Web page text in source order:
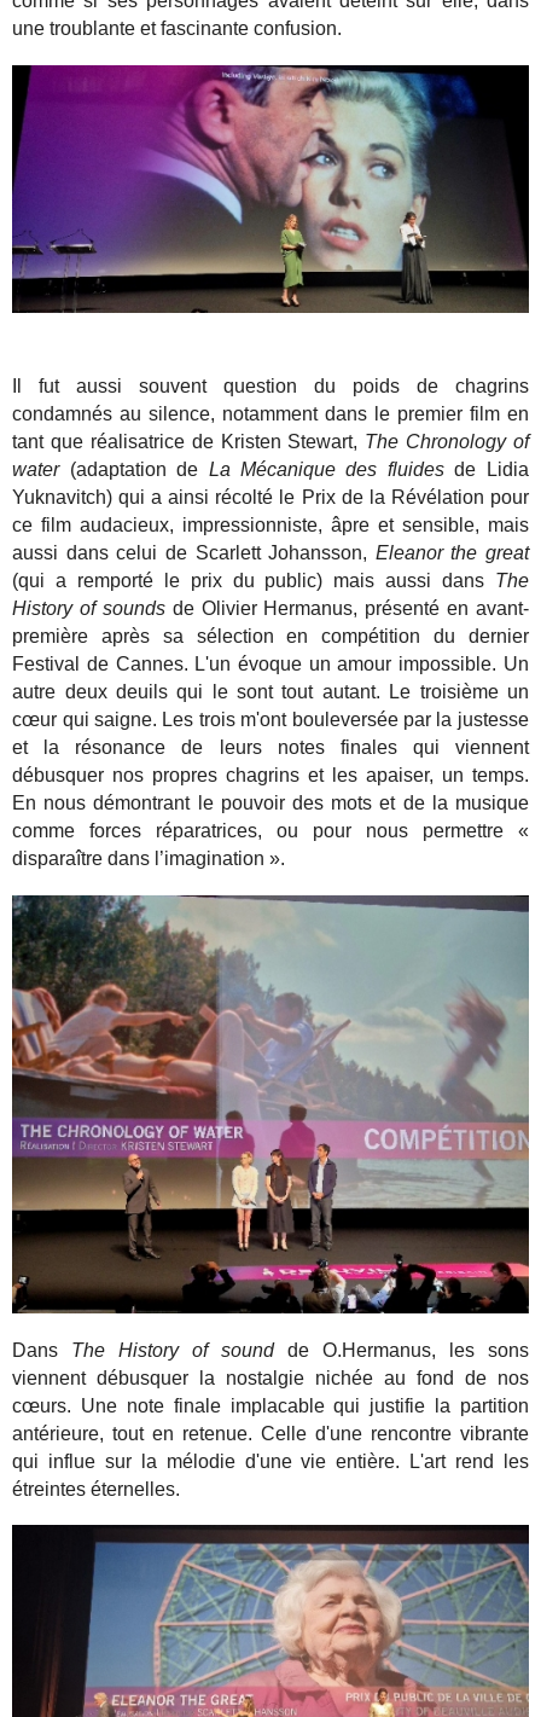
une troublante et fascinante confusion.
Il fut aussi souvent question du poids de chagrins
condamnés au silence, notamment dans le premier film en
tant que réalisatrice de Kristen Stewart, The Chronology of
water (adaptation de La Mécanique des fluidesde Lidia
Yuknavitch) qui a ainsi récolté le Prix de la Révélation pour
ce film audacieux, impressionniste, âpre et sensible, mais
aussi dans celui de Scarlett Johansson, Eleanor the great
(qui a remporté le prix du public) mais aussi dans The
History of soundsde Olivier Hermanus, présenté en avant-
première après sa sélection en compétition du dernier
Festival de Cannes. L'un évoque un amour impossible. Un
autre deux deuils qui le sont tout autant. Le troisième un
cœur qui saigne. Les trois m'ont bouleversée par la justesse
et la résonance de leurs notes finales qui viennent
débusquer nos propres chagrins et les apaiser, un temps.
En nous démontrant le pouvoir des mots et de la musique
comme forces réparatrices, ou pour nous permettre «
disparaître dans l’imagination ».
Dans The History of sound de O.Hermanus, les sons
viennent débusquer la nostalgie nichée au fond de nos
cœurs. Une note finale implacable qui justifie la partition
antérieure, tout en retenue. Celle d'une rencontre vibrante
qui influe sur la mélodie d'une vie entière. L'art rend les
étreintes éternelles.